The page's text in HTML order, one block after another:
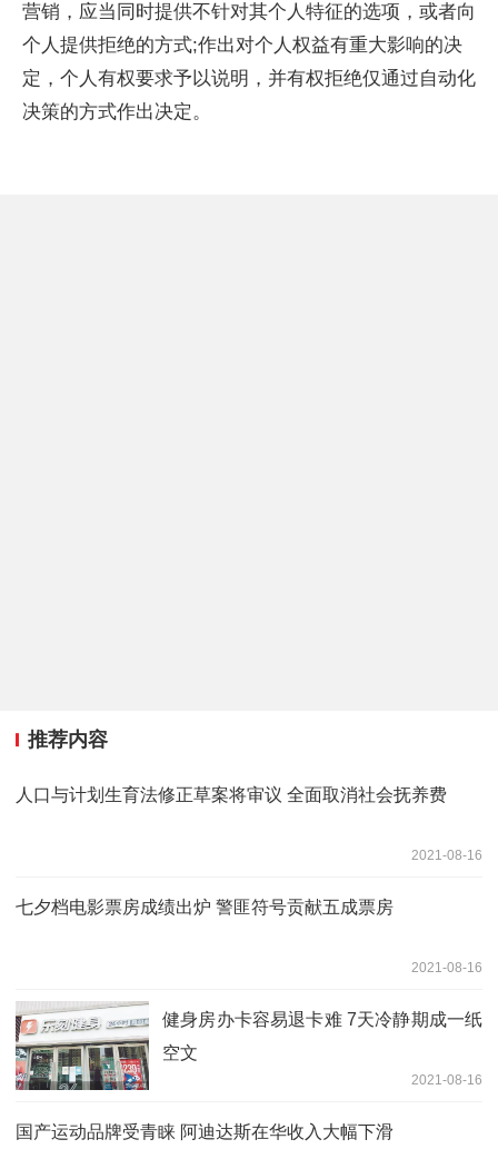
营销，应当同时提供不针对其个人特征的选项，或者向
个人提供拒绝的方式;作出对个人权益有重大影响的决
定，个人有权要求予以说明，并有权拒绝仅通过自动化
决策的方式作出决定。
推荐内容
人口与计划生育法修正草案将审议 全面取消社会抚养费
2021-08-16
七夕档电影票房成绩出炉 警匪符号贡献五成票房
2021-08-16
健身房办卡容易退卡难 7天冷静期成一纸
空文
2021-08-16
国产运动品牌受青睐 阿迪达斯在华收入大幅下滑